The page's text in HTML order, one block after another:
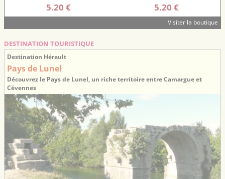
5.20 € 5.20 €
Visiter la boutique
DESTINATION TOURISTIQUE
Destination Hérault
Pays de Lunel
Découvrez le Pays de Lunel, un riche territoire entre Camargue et
Cévennes